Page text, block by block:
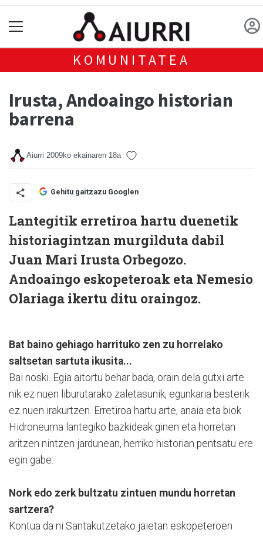
KOMUNITATEA
Irusta, Andoaingo historian
barrena
Aiurri 2009ko ekainaren 18a
Gehitu gaitzazu Googlen
Lantegitik erretiroa hartu duenetik
historiagintzan murgilduta dabil
Juan Mari Irusta Orbegozo.
Andoaingo eskopeteroak eta Nemesio
Olariaga ikertu ditu oraingoz.
Bat baino gehiago harrituko zen zu horrelako
saltsetan sartuta ikusita...
Bai noski. Egia aitortu behar bada, orain dela gutxi arte
nik ez nuen liburutarako zaletasunik, egunkaria besterik
ez nuen irakurtzen. Erretiroa hartu arte, anaia eta biok
Hidroneuma lantegiko bazkideak ginen eta horretan
aritzen nintzen jardunean, herriko historian pentsatu ere
egin gabe.
Nork edo zerk bultzatu zintuen mundu horretan
sartzera?
Kontua da ni Santakutzetako jaietan eskopeteroen